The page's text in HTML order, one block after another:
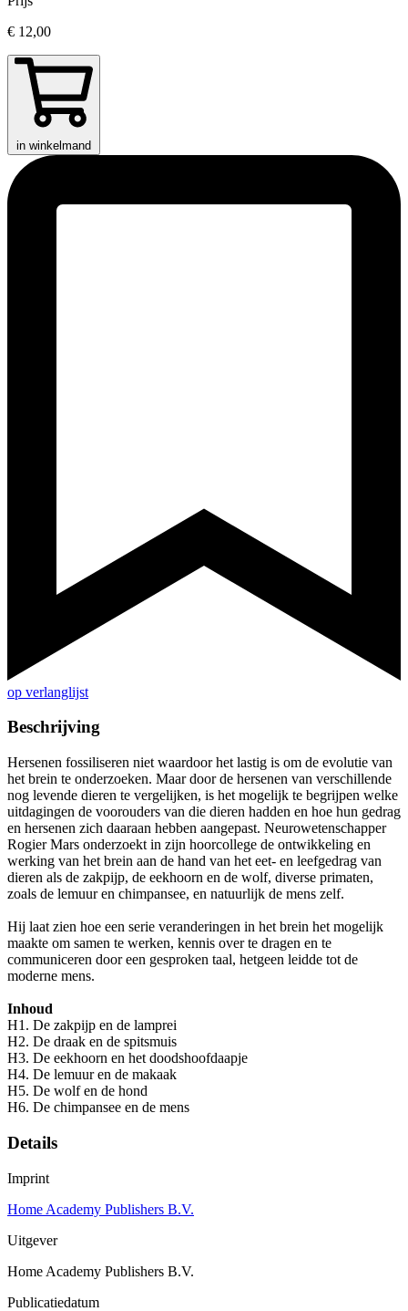
€ 12,00
in winkelmand
op verlanglijst
Beschrijving
Hersenen fossiliseren niet waardoor het lastig is om de evolutie van
het brein te onderzoeken. Maar door de hersenen van verschillende
nog levende dieren te vergelijken, is het mogelijk te begrijpen welke
uitdagingen de voorouders van die dieren hadden en hoe hun gedrag
en hersenen zich daaraan hebben aangepast. Neurowetenschapper
Rogier Mars onderzoekt in zijn hoorcollege de ontwikkeling en
werking van het brein aan de hand van het eet- en leefgedrag van
dieren als de zakpijp, de eekhoorn en de wolf, diverse primaten,
zoals de lemuur en chimpansee, en natuurlijk de mens zelf.
Hij laat zien hoe een serie veranderingen in het brein het mogelijk
maakte om samen te werken, kennis over te dragen en te
communiceren door een gesproken taal, hetgeen leidde tot de
moderne mens.
Inhoud
H1. De zakpijp en de lamprei
H2. De draak en de spitsmuis
H3. De eekhoorn en het doodshoofdaapje
H4. De lemuur en de makaak
H5. De wolf en de hond
H6. De chimpansee en de mens
Details
Imprint
Home Academy Publishers B.V.
Uitgever
Home Academy Publishers B.V.
Publicatiedatum